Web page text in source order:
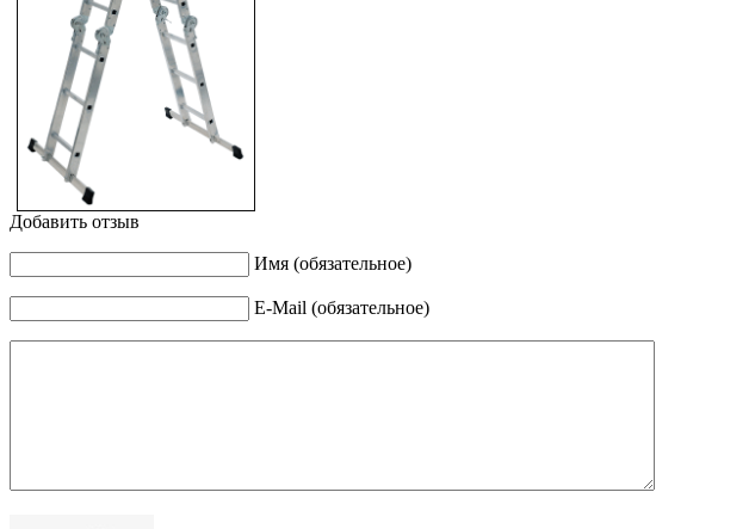
Добавить отзыв
Имя (обязательное)
E-Mail (обязательное)